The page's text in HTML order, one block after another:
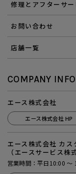
修理とアフターサー
お問い合わせ
店舗一覧
COMPANY INFO
エース株式会社
エース株式会社 HP
エース株式会社 カス
（エースサービス株
営業時間：平日10:00 ～